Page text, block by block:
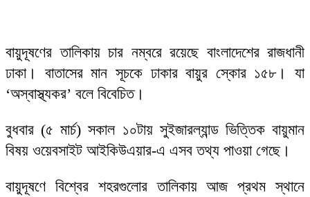
বায়ুদূষণের তালিকায় চার নম্বরে রয়েছে বাংলাদেশের রাজধানী
ঢাকা। বাতাসের মান সূচকে ঢাকার বায়ুর স্কোর ১৫৮। যা
‘অস্বাস্থ্যকর’ বলে বিবেচিত।
বুধবার (৫ মার্চ) সকাল ১০টায় সুইজারল্যান্ড ভিত্তিক বায়ুমান
বিষয় ওয়েবসাইট আইকিউএয়ার-এ এসব তথ্য পাওয়া গেছে।
বায়ুদূষণে বিশ্বের শহরগুলোর তালিকায় আজ প্রথম স্থানে